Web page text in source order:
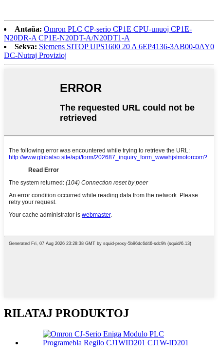
Antaŭa: Omron PLC CP-serio CP1E CPU-unuoj CP1E-
N20DR-A CP1E-N20DT-A/N20DT1-A
Sekva: Siemens SITOP UPS1600 20 A 6EP4136-3AB00-0AY0
DC-Nutraj Provizioj
RILATAJ PRODUKTOJ